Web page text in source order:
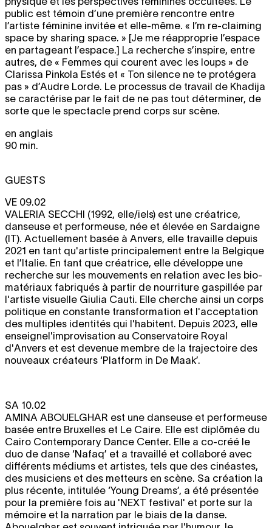
public est témoin d’une première rencontre entre
l’artiste féminine invitée et elle-même. « I’m re-claiming
space by sharing space. » [Je me réapproprie l’espace
en partageant l’espace.] La recherche s’inspire, entre
autres, de « Femmes qui courent avec les loups » de
Clarissa Pinkola Estés et « Ton silence ne te protégera
pas » d’Audre Lorde. Le processus de travail de Khadija
se caractérise par le fait de ne pas tout déterminer, de
sorte que le spectacle prend corps sur scène.
en anglais
90 min.
GUESTS
VE 09.02
VALERIA SECCHI (1992, elle/iels) est une créatrice,
danseuse et performeuse, née et élevée en Sardaigne
(IT). Actuellement basée à Anvers, elle travaille depuis
2021 en tant qu'artiste principalement entre la Belgique
et l’Italie. En tant que créatrice, elle développe une
recherche sur les mouvements en relation avec les bio-
matériaux fabriqués à partir de nourriture gaspillée par
l'artiste visuelle Giulia Cauti. Elle cherche ainsi un corps
politique en constante transformation et l'acceptation
des multiples identités qui l'habitent. Depuis 2023, elle
enseignel'improvisation au Conservatoire Royal
d'Anvers et est devenue membre de la trajectoire des
nouveaux créateurs ‘Platform in De Maak’.
SA 10.02
AMINA ABOUELGHAR est une danseuse et performeuse
basée entre Bruxelles et Le Caire. Elle est diplômée du
Cairo Contemporary Dance Center. Elle a co-créé le
duo de danse ‘Nafaq’ et a travaillé et collaboré avec
différents médiums et artistes, tels que des cinéastes,
des musiciens et des metteurs en scène. Sa création la
plus récente, intitulée ‘Young Dreams’, a été présentée
pour la première fois au 'NEXT festival' et porte sur la
mémoire et la narration par le biais de la danse.